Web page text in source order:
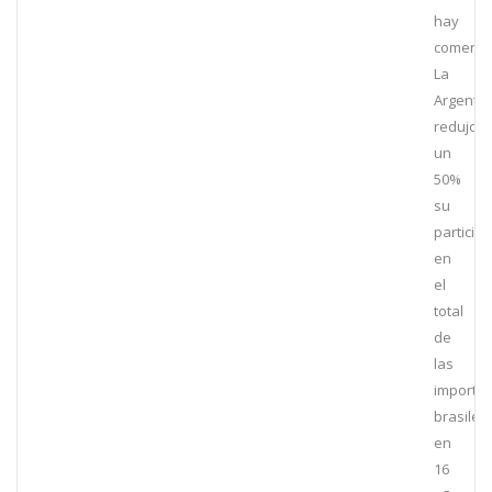
hay
La
redujo
un
50%
su
en
el
total
de
las
en
16